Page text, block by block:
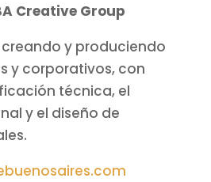
Creative Group
creando y produciendo
y corporativos, con
técnica, el
y el diseño de